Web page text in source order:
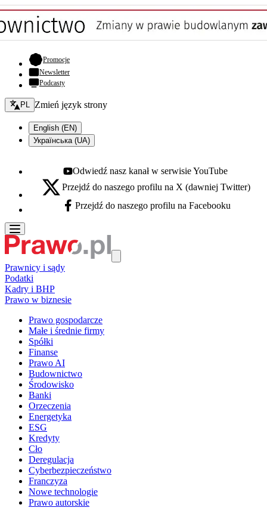
Promocje- otwiera się w nowej karcie
Newsletter
Podcasty
Zmień język - bieżący:
PL Zmień język strony
English (EN)
Українська (UA)
Youtube - otwiera się w nowej karcie
Odwiedź nasz kanał w serwisie YouTube
X - otwiera się w nowej karcie
Przejdź do naszego profilu na X (dawniej Twitter)
Facebook - otwiera się w nowej karcie
Przejdź do naszego profilu na Facebooku
Prawnicy i sądy
Podatki
Kadry i BHP
Prawo w biznesie
Prawo gospodarcze
Małe i średnie firmy
Spółki
Finanse
Prawo AI
Budownictwo
Środowisko
Banki
Orzeczenia
Energetyka
ESG
Kredyty
Cło
Deregulacja
Cyberbezpieczeństwo
Franczyza
Nowe technologie
Prawo autorskie